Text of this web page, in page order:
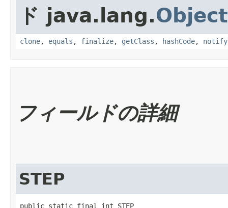
ド java.lang.Object
clone, equals , finalize, getClass , hashCode, notify
フィールドの詳細
STEP
public static final int STEP